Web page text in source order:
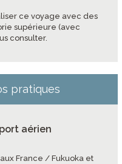
ce voyage avec des
supérieure (avec
consulter.
pratiques
aérien
France / Fukuoka et